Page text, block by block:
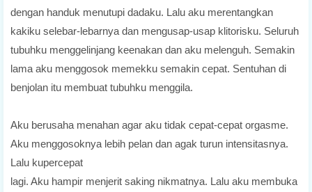
dengan handuk menutupi dadaku. Lalu aku merentangkan
kakiku selebar-lebarnya dan mengusap-usap klitorisku. Seluruh
tubuhku menggelinjang keenakan dan aku melenguh. Semakin
lama aku menggosok memekku semakin cepat. Sentuhan di
benjolan itu membuat tubuhku menggila.
Aku berusaha menahan agar aku tidak cepat-cepat orgasme.
Aku menggosoknya lebih pelan dan agak turun intensitasnya.
Lalu kupercepat
lagi. Aku hampir menjerit saking nikmatnya. Lalu aku membuka